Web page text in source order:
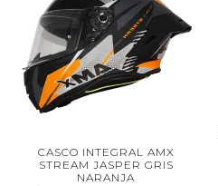
CASCO INTEGRAL AMX
STREAM JASPER GRIS
NARANJA